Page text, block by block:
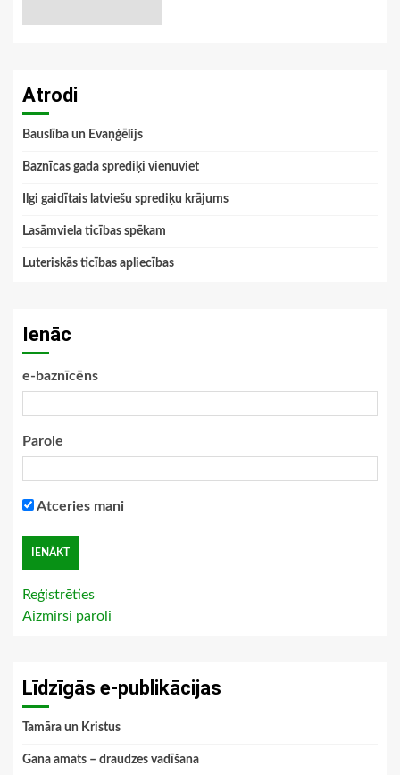
Atrodi
Bauslība un Evaņģēlijs
Baznīcas gada sprediķi vienuviet
Ilgi gaidītais latviešu sprediķu krājums
Lasāmviela ticības spēkam
Luteriskās ticības apliecības
Ienāc
e-baznīcēns
Parole
Atceries mani
Reģistrēties
Aizmirsi paroli
Līdzīgās e-publikācijas
Tamāra un Kristus
Gana amats – draudzes vadīšana